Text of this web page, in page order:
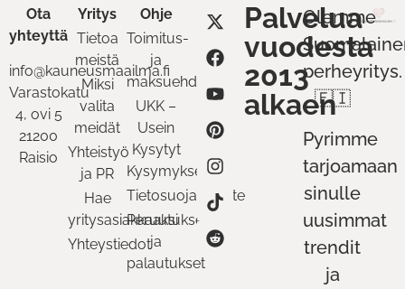
Ota
yhteyttä
info@kauneusmaailma.fi
Varastokatu
4, ovi 5
21200
Raisio
Yritys
Tietoa
meistä
Miksi
valita
meidät
Yhteistyö
ja PR
Hae
yritysasiakkaaksi
Yhteystiedot
Ohje
Toimitus-
ja
maksuehdot
UKK –
Usein
Kysytyt
Kysymykset
Tietosuojaseloste
Peruutukset
ja
palautukset
Palvelua
vuodesta
2013
alkaen
Olemme
perheyritys.
🇫🇮
Pyrimme
tarjoamaan
sinulle
uusimmat
trendit
ja